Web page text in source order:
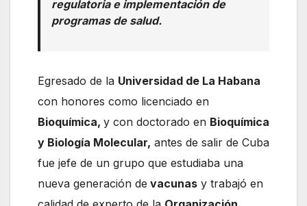
regulatoria e implementación de
programas de salud.
Egresado de la Universidad de La Habana
con honores como licenciado en
Bioquímica, y con doctorado en Bioquímica
y Biología Molecular, antes de salir de Cuba
fue jefe de un grupo que estudiaba una
nueva generación de vacunas y trabajó en